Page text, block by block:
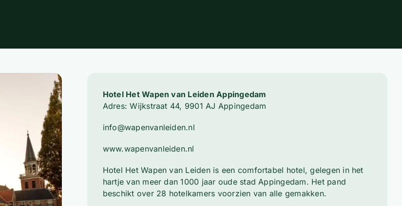
Hotel Het Wapen van Leiden Appingedam
Adres: Wijkstraat 44, 9901 AJ Appingedam
info@wapenvanleiden.nl
www.wapenvanleiden.nl
Hotel Het Wapen van Leiden is een comfortabel hotel, gelegen in het
hartje van meer dan 1000 jaar oude stad Appingedam. Het pand
beschikt over 28 hotelkamers voorzien van alle gemakken.